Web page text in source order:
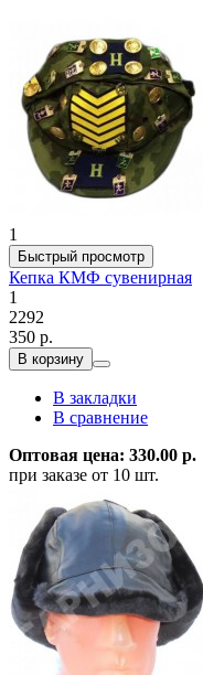
1
Быстрый просмотр
Кепка КМФ сувенирная
1
2292
350 р.
В корзину
В закладки
В сравнение
Оптовая цена: 330.00 р.
при заказе от 10 шт.